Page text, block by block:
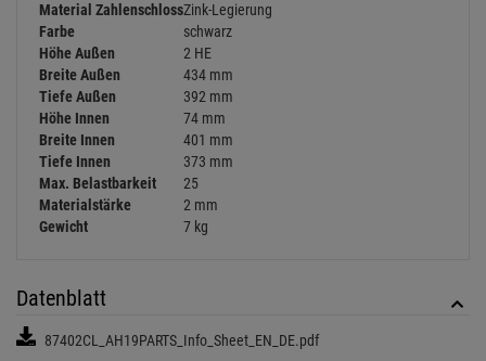
Material ZahlenschlossZink-Legierung
Farbe
schwarz
Höhe Außen
2 HE
Breite Außen
434 mm
Tiefe Außen
392 mm
Höhe Innen
74 mm
Breite Innen
401 mm
Tiefe Innen
373 mm
Max. Belastbarkeit
25
Materialstärke
2 mm
Gewicht
7 kg
Datenblatt
87402CL_AH19PARTS_Info_Sheet_EN_DE.pdf